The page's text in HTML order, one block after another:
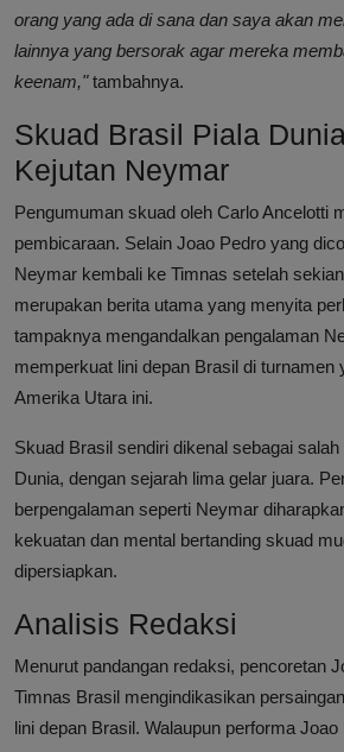
orang yang ada di sana dan saya akan
lainnya yang bersorak agar mereka
keenam,"tambahnya.
Skuad Brasil Piala
Kejutan Neymar
Pengumuman skuad oleh Carlo Ancelotti
pembicaraan. Selain Joao Pedro yang
Neymar kembali ke Timnas setelah
merupakan berita utama yang menyita
tampaknya mengandalkan pengalaman
memperkuat lini depan Brasil di turnamen
Amerika Utara ini.
Skuad Brasil sendiri dikenal sebagai
Dunia, dengan sejarah lima gelar juara.
berpengalaman seperti Neymar
kekuatan dan mental bertanding skuad
dipersiapkan.
Analisis Redaksi
Menurut pandangan redaksi, pencoretan
Timnas Brasil mengindikasikan
lini depan Brasil. Walaupun performa